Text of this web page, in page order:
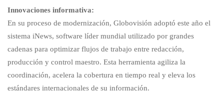
Innovaciones informativa:
En su proceso de modernización, Globovisión adoptó este año el
sistema iNews, software líder mundial utilizado por grandes
cadenas para optimizar flujos de trabajo entre redacción,
producción y control maestro. Esta herramienta agiliza la
coordinación, acelera la cobertura en tiempo real y eleva los
estándares internacionales de su información.